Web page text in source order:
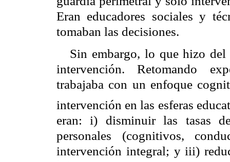
Eran educadores sociales y
tomaban las decisiones.
Sin embargo, lo que hizo del
intervención. Retomando
trabajaba con un enfoque
intervención en las esferas
eran: i) disminuir las tasas
personales (cognitivos,
intervención integral; y iii)